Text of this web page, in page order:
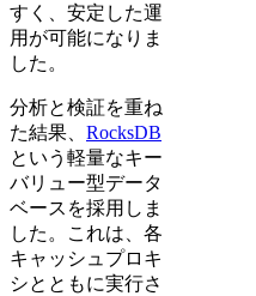
すく、安定した運
用が可能になりま
した。
分析と検証を重ね
た結果、 RocksDB
という軽量なキー
バリュー型データ
ベースを採用しま
した。これは、各
キャッシュプロキ
シとともに実行さ